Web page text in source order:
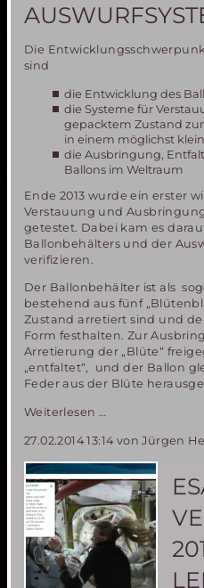
gesucht
Die
sind
die Entwicklung des
die Systeme für
gepacktem Zustand
in einem möglichst
die Ausbringung,
Ballons im Weltraum
Ende 2013 wurde ein erster
Verstauung und
getestet. Dabei kam es
Ballonbehälters und der
verifizieren.
Der Ballonbehälter ist als
bestehend aus fünf
Zustand arretiert sind und
Form festhalten. Zur
Arretierung der „Blüte“
„entfaltet“, und der Ballon
Feder aus der Blüte
Weiterlesen …
Erfolgreicher
Test
des
Ballon-
Auswurfsystems
27.02.2014 13:14von Jürgen